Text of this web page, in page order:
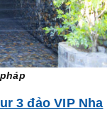
3 đảo VIP Nha